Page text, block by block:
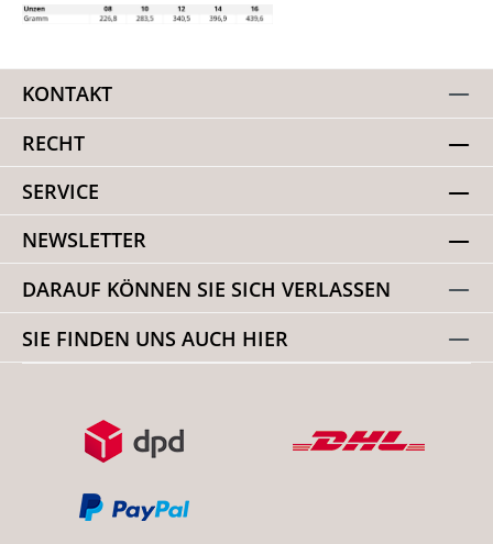
KONTAKT
RECHT
SERVICE
NEWSLETTER
DARAUF KÖNNEN SIE SICH VERLASSEN
SIE FINDEN UNS AUCH HIER